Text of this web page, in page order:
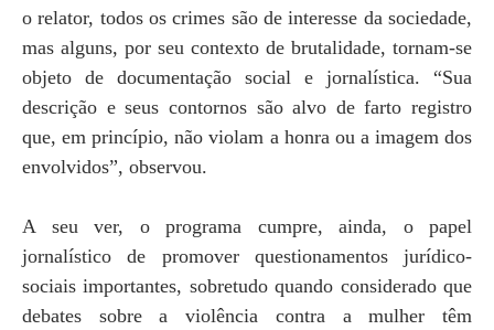
o relator, todos os crimes são de interesse da sociedade,
mas alguns, por seu contexto de brutalidade, tornam-se
objeto de documentação social e jornalística. “Sua
descrição e seus contornos são alvo de farto registro
que, em princípio, não violam a honra ou a imagem dos
envolvidos”, observou.
A seu ver, o programa cumpre, ainda, o papel
jornalístico de promover questionamentos jurídico-
sociais importantes, sobretudo quando considerado que
debates sobre a violência contra a mulher têm